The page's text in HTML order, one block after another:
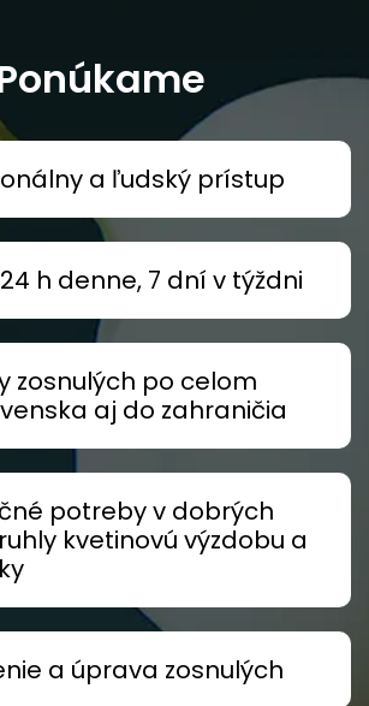
a ľudský prístup
h denne, 7 dní v týždni
zosnulých po celom
aj do zahraničia
potreby v dobrých
kvetinovú výzdobu a
a úprava zosnulých